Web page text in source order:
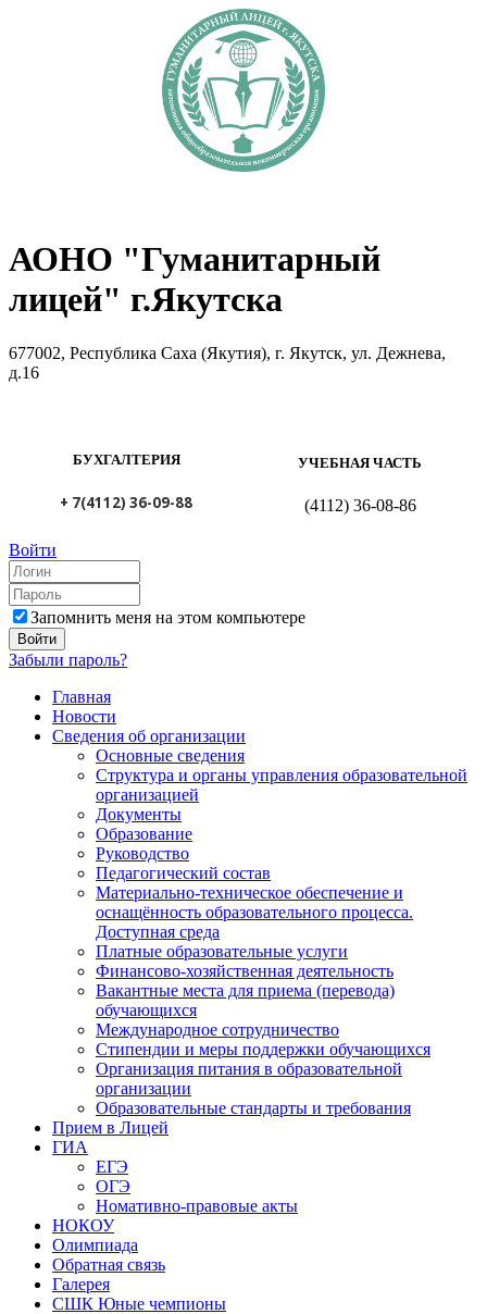
АОНО "Гуманитарный
лицей" г.Якутска
677002, Республика Саха (Якутия), г. Якутск, ул. Дежнева,
д.16
БУХГАЛТЕРИЯ
+ 7(4112) 36-09-88
УЧЕБНАЯ ЧАСТЬ
(4112) 36-08-86
Войти
Запомнить меня на этом компьютере
Забыли пароль?
Главная
Новости
Сведения об организации
Основные сведения
Структура и органы управления образовательной
организацией
Документы
Образование
Руководство
Педагогический состав
Материально-техническое обеспечение и
оснащённость образовательного процесса.
Доступная среда
Платные образовательные услуги
Финансово-хозяйственная деятельность
Вакантные места для приема (перевода)
обучающихся
Международное сотрудничество
Стипендии и меры поддержки обучающихся
Организация питания в образовательной
организации
Образовательные стандарты и требования
Прием в Лицей
ГИА
ЕГЭ
ОГЭ
Номативно-правовые акты
НОКОУ
Олимпиада
Обратная связь
Галерея
СШК Юные чемпионы